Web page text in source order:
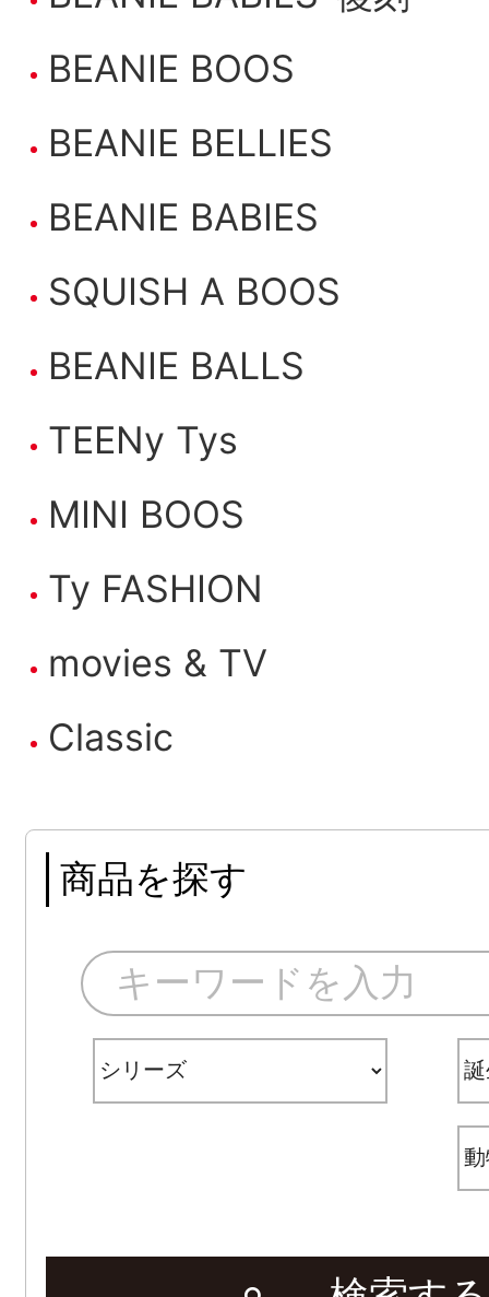
BEANIE BOOS
BEANIE BELLIES
BEANIE BABIES
SQUISH A BOOS
BEANIE BALLS
TEENy Tys
MINI BOOS
Ty FASHION
movies & TV
Classic
商品を探す